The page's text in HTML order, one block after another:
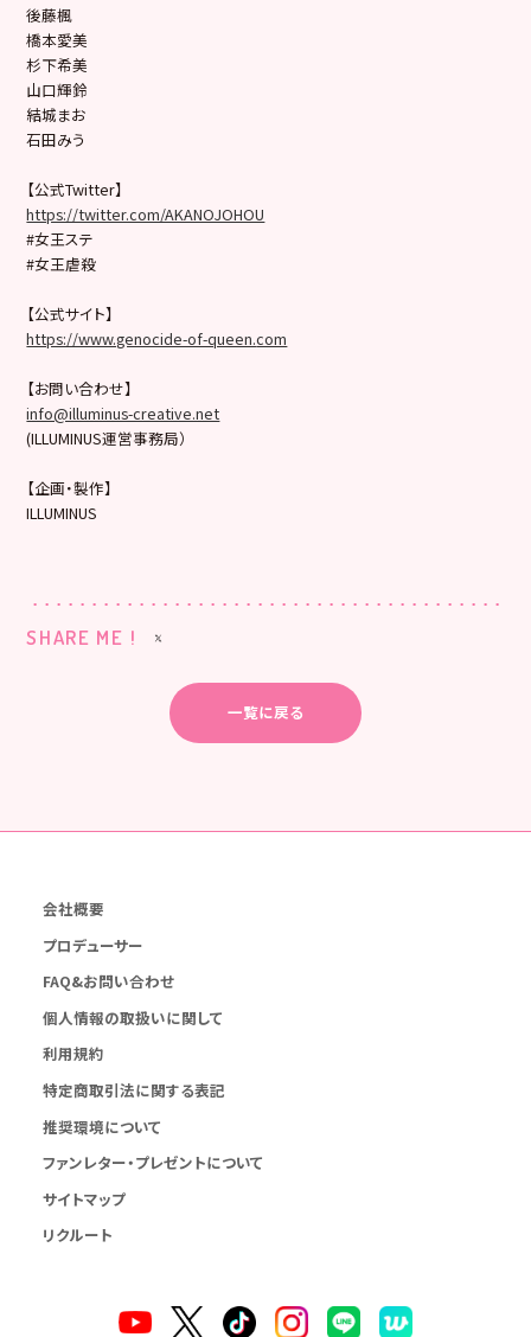
後藤楓
橋本愛美
杉下希美
山口輝鈴
結城まお
石田みう
【公式Twitter】
https://twitter.com/AKANOJOHOU
#女王ステ
#女王虐殺
【公式サイト】
https://www.genocide-of-queen.com
【お問い合わせ】
info@illuminus-creative.net
(ILLUMINUS運営事務局）
【企画・製作】
ILLUMINUS
SHARE ME !
一覧に戻る
会社概要
プロデューサー
FAQ&お問い合わせ
個人情報の取扱いに関して
利用規約
特定商取引法に関する表記
推奨環境について
ファンレター・プレゼントについて
サイトマップ
リクルート